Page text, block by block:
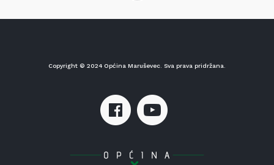
Copyright © 2024 Općina Maruševec. Sva prava pridržana.